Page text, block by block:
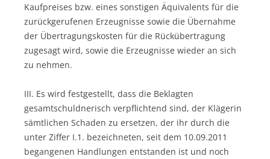
Kaufpreises bzw. eines sonstigen Äquivalents für die
zurückgerufenen Erzeugnisse sowie die Übernahme
der Übertragungskosten für die Rückübertragung
zugesagt wird, sowie die Erzeugnisse wieder an sich
zu nehmen.
III. Es wird festgestellt, dass die Beklagten
gesamtschuldnerisch verpflichtend sind, der Klägerin
sämtlichen Schaden zu ersetzen, der ihr durch die
unter Ziffer I.1. bezeichneten, seit dem 10.09.2011
begangenen Handlungen entstanden ist und noch